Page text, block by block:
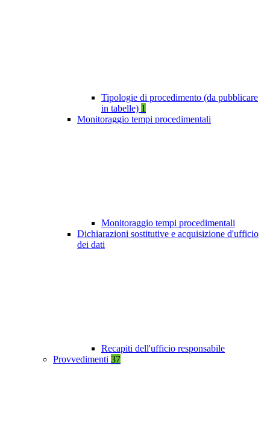
Tipologie di procedimento (da pubblicare
in tabelle) 1
Monitoraggio tempi procedimentali
Monitoraggio tempi procedimentali
Dichiarazioni sostitutive e acquisizione d'ufficio
dei dati
Recapiti dell'ufficio responsabile
Provvedimenti 37